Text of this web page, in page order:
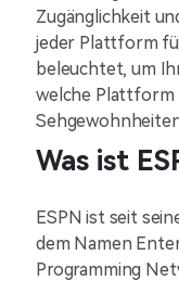
Zugänglichkeit
jeder Plattform
beleuchtet, um
welche Plattform
Was ist
ESPN ist seit
dem Namen
Programming